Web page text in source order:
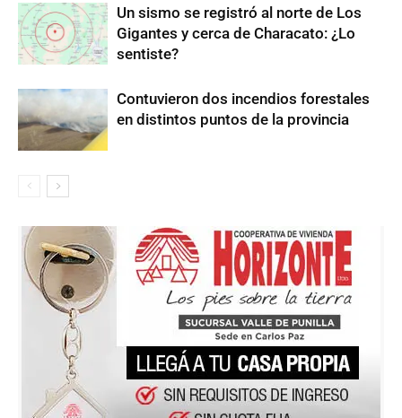
Un sismo se registró al norte de Los
Gigantes y cerca de Characato: ¿Lo
sentiste?
Contuvieron dos incendios forestales
en distintos puntos de la provincia